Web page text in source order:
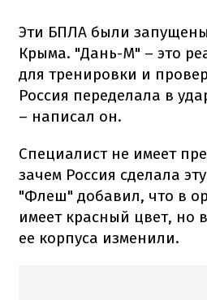
Эти БПЛА были
Крыма. "Дань-М" – это
для тренировки и
Россия переделала в
– написал он.
Специалист не имеет
зачем Россия сделала
"Флеш" добавил, что в
имеет красный цвет, но
ее корпуса изменили.